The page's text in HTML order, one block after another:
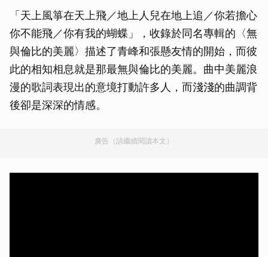
「天上風箏在天上飛／地上人兒在地上追／你若擔心
你不能飛／你有我的蝴蝶」，收錄於同名專輯的〈無
與倫比的美麗〉描述了青峰和張懸友情的開始，而彼
此的相知相息就是那最無與倫比的美麗。曲中美麗浪
漫的歌詞表現出的意境打動許多人，而淺淺的曲調背
後卻是深深的情感。
廣告（請繼續閱讀本文）